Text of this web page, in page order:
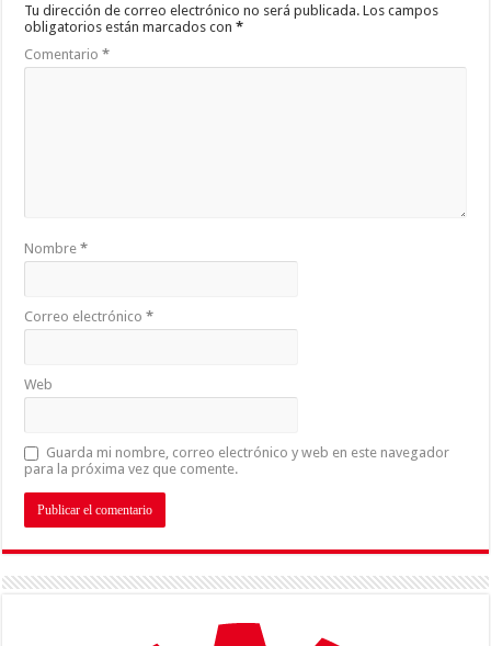
Tu dirección de correo electrónico no será publicada. Los campos
obligatorios están marcados con*
Comentario*
Nombre*
Correo electrónico*
Web
Guarda mi nombre, correo electrónico y web en este navegador
para la próxima vez que comente.